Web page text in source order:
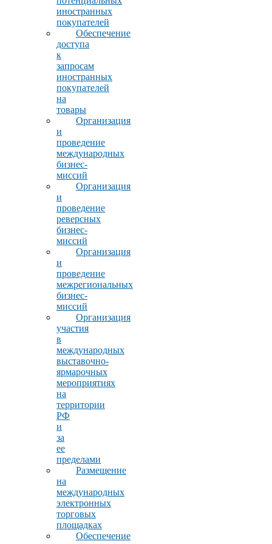
иностранных
покупателей
Обеспечение
доступа
к
запросам
иностранных
покупателей
на
товары
Организация
и
проведение
международных
бизнес-
миссий
Организация
и
проведение
реверсных
бизнес-
миссий
Организация
и
проведение
межрегиональных
бизнес-
миссий
Организация
участия
в
международных
выставочно-
ярмарочных
мероприятиях
на
территории
РФ
и
за
ее
пределами
Размещение
на
международных
электронных
торговых
площадках
Обеспечение